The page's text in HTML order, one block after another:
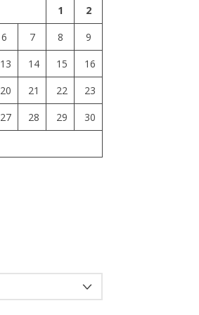
1
2
6 7 8
9
13 14 15
16
20 21 22
23
27 28 29
30